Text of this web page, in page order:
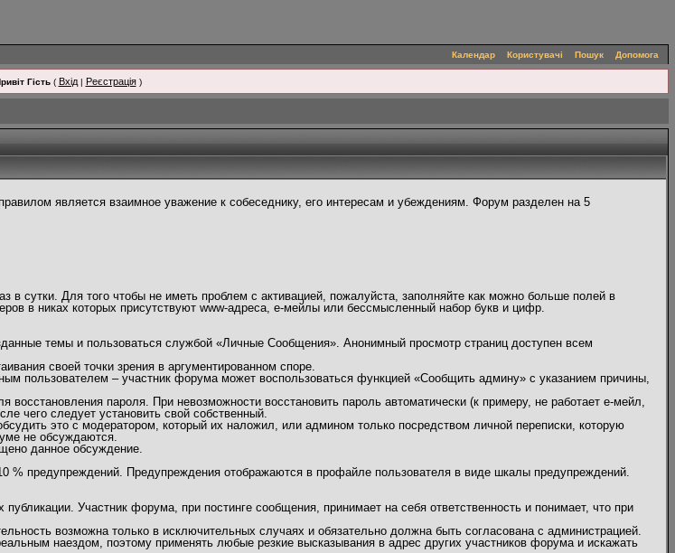
Календар Користувачі Пошук Допомога
Гість( Вхід| Реєстрація)
является взаимное уважение к собеседнику, его интересам и убеждениям. Форум разделен на 5
сутки. Для того чтобы не иметь проблем с активацией, пожалуйста, заполняйте как можно больше полей в
в никах которых присутствуют www-адреса, е-мейлы или бессмысленный набор букв и цифр.
темы и пользоваться службой «Личные Сообщения». Анонимный просмотр страниц доступен всем
своей точки зрения в аргументированном споре.
пользователем – участник форума может воспользоваться функцией «Сообщить админу» с указанием причины,
пароля. При невозможности восстановить пароль автоматически (к примеру, не работает е-мейл,
чего следует установить свой собственный.
это с модератором, который их наложил, или админом только посредством личной переписки, которую
не обсуждаются.
данное обсуждение.
% предупреждений. Предупреждения отображаются в профайле пользователя в виде шкалы предупреждений.
Участник форума, при постинге сообщения, принимает на себя ответственность и понимает, что при
возможна только в исключительных случаях и обязательно должна быть согласована с администрацией.
наездом, поэтому применять любые резкие высказывания в адрес других участников форума и искажать